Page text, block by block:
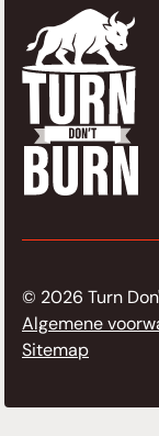
© 2026 Turn
Algemene
Sitemap